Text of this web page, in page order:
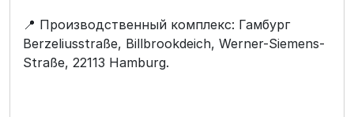
📍 Производственный комплекс: Гамбург
Berzeliusstraße, Billbrookdeich, Werner-Siemens-
Straße, 22113 Hamburg.